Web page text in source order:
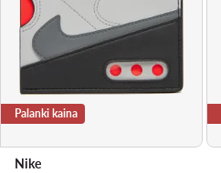
Palanki kaina
Nike